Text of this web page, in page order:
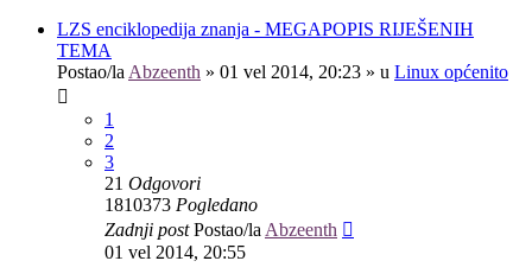
LZS enciklopedija znanja - MEGAPOPIS RIJEŠENIH
TEMA
Postao/la Abzeenth » 01 vel 2014, 20:23 » u Linux općenito
1
2
3
21 Odgovori
1810373 Pogledano
Zadnji postPostao/la Abzeenth
01 vel 2014, 20:55